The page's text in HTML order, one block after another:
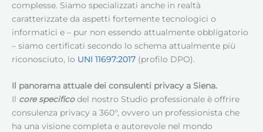
complesse. Siamo specializzati anche in realtà
caratterizzate da aspetti fortemente tecnologici o
informatici e – pur non essendo attualmente obbligatorio
– siamo certificati secondo lo schema attualmente più
riconosciuto, lo UNI 11697:2017 (profilo DPO).
Il panorama attuale dei consulenti privacy a Siena.
Il core specificodel nostro Studio professionale è offrire
consulenza privacy a 360°, ovvero un professionista che
ha una visione completa e autorevole nel mondo